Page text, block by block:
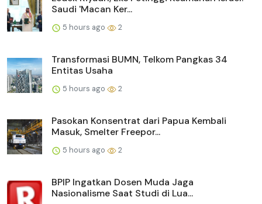
Saudi 'Macan Ker...
5 hours ago 2
Transformasi BUMN, Telkom Pangkas 34
Entitas Usaha
5 hours ago 2
Pasokan Konsentrat dari Papua Kembali
Masuk, Smelter Freepor...
5 hours ago 2
BPIP Ingatkan Dosen Muda Jaga
Nasionalisme Saat Studi di Lua...